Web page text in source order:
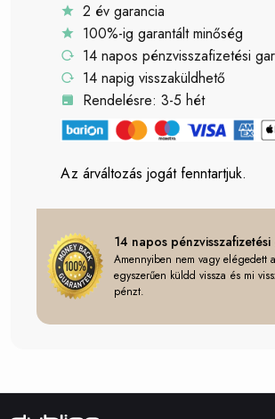
2 év garancia
100%-ig garantált minőség
14 napos pénzvisszafizetési
14 napig visszaküldhető
Rendelésre: 3-5 hét
Az árváltozás jogát fenntartjuk.
14 napos pénzvisszafizetési
Amennyiben nem vagy elégedett
egyszerűen küldd vissza és mi
pénzt.